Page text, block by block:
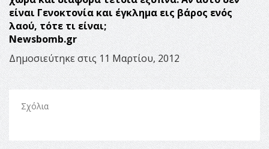
είναι Γενοκτονία και έγκλημα εις βάρος ενός
λαού, τότε τι είναι;
Newsbomb.gr
Δημοσιεύτηκε στις 11 Μαρτίου, 2012
Σχόλια